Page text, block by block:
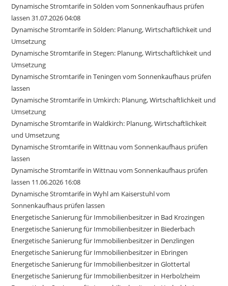
Dynamische Stromtarife in Sölden vom Sonnenkaufhaus prüfen
lassen 31.07.2026 04:08
Dynamische Stromtarife in Sölden: Planung, Wirtschaftlichkeit und
Umsetzung
Dynamische Stromtarife in Stegen: Planung, Wirtschaftlichkeit und
Umsetzung
Dynamische Stromtarife in Teningen vom Sonnenkaufhaus prüfen
lassen
Dynamische Stromtarife in Umkirch: Planung, Wirtschaftlichkeit und
Umsetzung
Dynamische Stromtarife in Waldkirch: Planung, Wirtschaftlichkeit
und Umsetzung
Dynamische Stromtarife in Wittnau vom Sonnenkaufhaus prüfen
lassen
Dynamische Stromtarife in Wittnau vom Sonnenkaufhaus prüfen
lassen 11.06.2026 16:08
Dynamische Stromtarife in Wyhl am Kaiserstuhl vom
Sonnenkaufhaus prüfen lassen
Energetische Sanierung für Immobilienbesitzer in Bad Krozingen
Energetische Sanierung für Immobilienbesitzer in Biederbach
Energetische Sanierung für Immobilienbesitzer in Denzlingen
Energetische Sanierung für Immobilienbesitzer in Ebringen
Energetische Sanierung für Immobilienbesitzer in Glottertal
Energetische Sanierung für Immobilienbesitzer in Herbolzheim